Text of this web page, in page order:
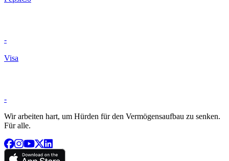
-
Visa
-
Wir arbeiten hart, um Hürden für den Vermögensaufbau zu senken.
Für alle.